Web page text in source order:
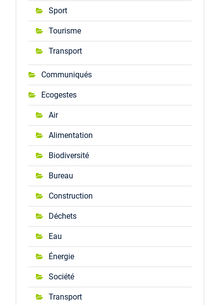
Sport
Tourisme
Transport
Communiqués
Ecogestes
Air
Alimentation
Biodiversité
Bureau
Construction
Déchets
Eau
Énergie
Société
Transport